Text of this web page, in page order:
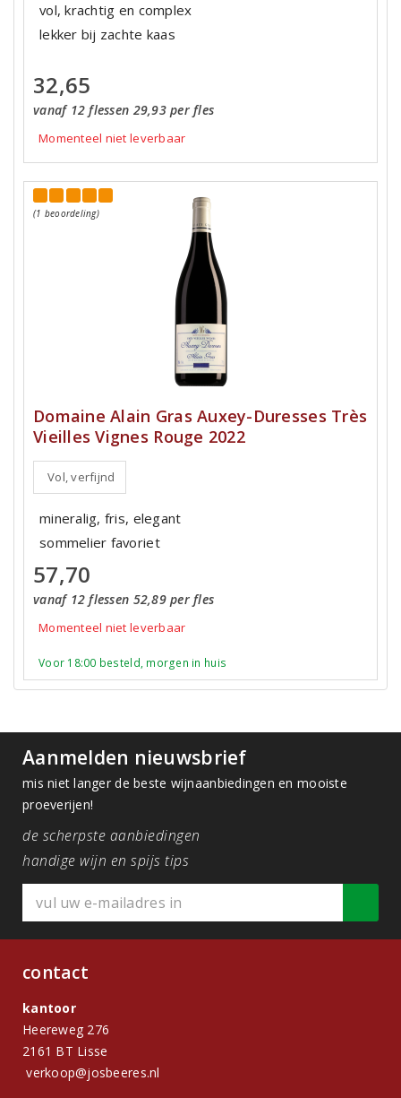
vol, krachtig en complex
lekker bij zachte kaas
32,65
vanaf 12 flessen 29,93 per fles
Momenteel niet leverbaar
(1 beoordeling)
Domaine Alain Gras Auxey-Duresses Très
Vieilles Vignes Rouge 2022
Vol, verfijnd
mineralig, fris, elegant
sommelier favoriet
57,70
vanaf 12 flessen 52,89 per fles
Momenteel niet leverbaar
Voor 18:00 besteld, morgen in huis
Aanmelden nieuwsbrief
mis niet langer de beste wijnaanbiedingen en mooiste
proeverijen!
de scherpste aanbiedingen
handige wijn en spijs tips
contact
kantoor
Heereweg 276
2161 BT Lisse
verkoop@josbeeres.nl